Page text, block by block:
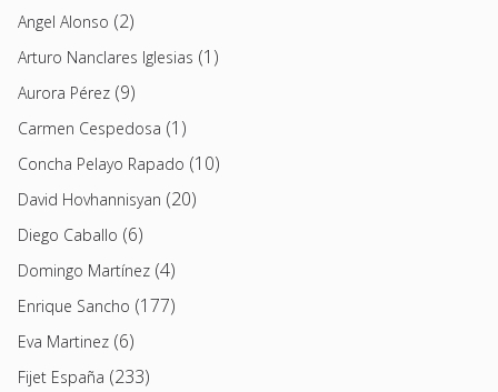
Angel Alonso (2)
Arturo Nanclares Iglesias (1)
Aurora Pérez (9)
Carmen Cespedosa (1)
Concha Pelayo Rapado (10)
David Hovhannisyan (20)
Diego Caballo (6)
Domingo Martínez (4)
Enrique Sancho (177)
Eva Martinez (6)
Fijet España (233)